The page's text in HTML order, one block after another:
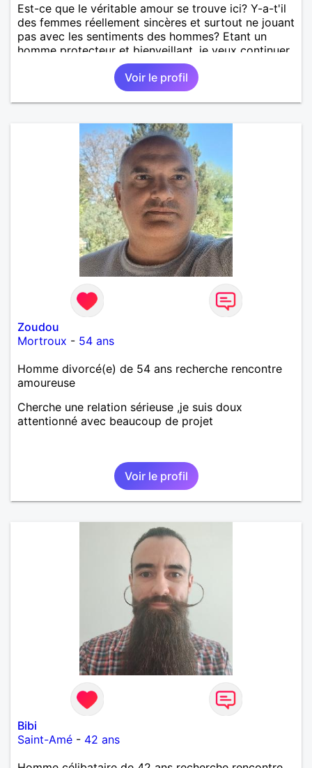
Est-ce que le véritable amour se trouve ici? Y-a-t'il
des femmes réellement sincères et surtout ne jouant
pas avec les sentiments des hommes? Etant un
homme protecteur et bienveillant, je veux continuer
d'y croire et pouvoir enfin former la petite famille
que je désir temps. Faux profil, profiteuse et autres
joyeuseté passer votre chemin, vous ne
m'intéressez pas du tout!
Voir le profil
Zoudou
Mortroux - 54 ans
Homme divorcé(e) de 54 ans recherche rencontre
amoureuse
Cherche une relation sérieuse ,je suis doux
attentionné avec beaucoup de projet
Voir le profil
Bibi
Saint-Amé - 42 ans